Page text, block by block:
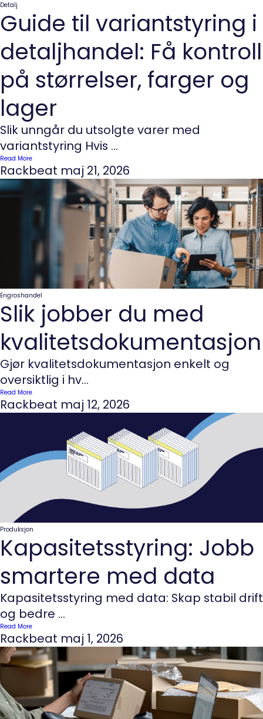
Detalj
Guide til variantstyring i
detaljhandel: Få kontroll
på størrelser, farger og
lager
Slik unngår du utsolgte varer med
variantstyring Hvis ...
Read More
Rackbeat maj 21, 2026
Engroshandel
Slik jobber du med
kvalitetsdokumentasjon
Gjør kvalitetsdokumentasjon enkelt og
oversiktlig i hv...
Read More
Rackbeat maj 12, 2026
Produksjon
Kapasitetsstyring: Jobb
smartere med data
Kapasitetsstyring med data: Skap stabil drift
og bedre ...
Read More
Rackbeat maj 1, 2026